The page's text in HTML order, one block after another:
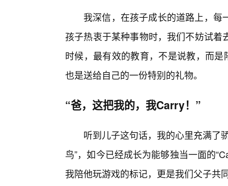
我深信，在孩子成长的道路上，
孩子热衷于某种事物时，我们不妨试
时候，最有效的教育，不是说教，而
也是送给自己的一份特别的礼物。
“爸，这把我的，我Carry！”
听到儿子这句话，我的心里充满了
鸟”，如今已经成长为能够独当一面的
我陪他玩游戏的标记，更是我们父子共